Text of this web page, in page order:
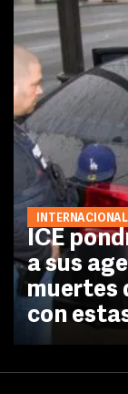
INTERNACIONAL
ICE
a sus
muertes
con